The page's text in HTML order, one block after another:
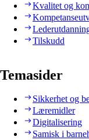
Kvalitet og
Tilskudd
Temasider
Sikkerhet og
Læremidler
Digitalisering
Samisk i